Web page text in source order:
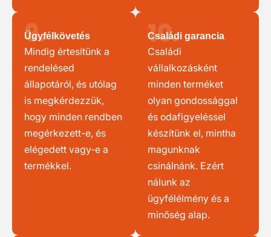
9.
Ügyfélkövetés
Mindig értesítünk a
rendelésed
állapotáról, és utólag
is megkérdezzük,
hogy minden rendben
megérkezett-e, és
elégedett vagy-e a
termékkel.
10.
Családi garancia
Családi
vállalkozásként
minden terméket
olyan gondossággal
és odafigyeléssel
készítünk el, mintha
magunknak
csinálnánk. Ezért
nálunk az
ügyfélélmény és a
minőség alap.